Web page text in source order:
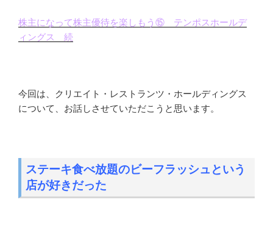
株主になって株主優待を楽しもう⑮ テンポスホールデ
ィングス 続
今回は、クリエイト・レストランツ・ホールディングス
について、お話しさせていただこうと思います。
ステーキ食べ放題のビーフラッシュという
店が好きだった